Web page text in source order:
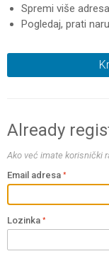
Spremi više
Pogledaj, prati
Already
Ako već imate korisnički
Email adresa
Lozinka